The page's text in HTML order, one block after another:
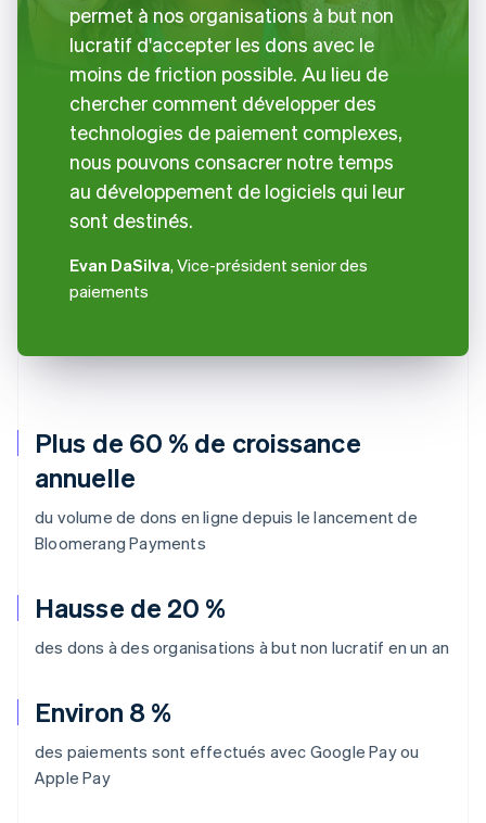
Plus de 60 % de croissance
annuelle
du volume de dons en ligne depuis le lancement de
Bloomerang Payments
Hausse de 20 %
des dons à des organisations à but non lucratif en un an
Environ 8 %
des paiements sont effectués avec Google Pay ou
Apple Pay
permet à nos organisations à but non
lucratif d'accepter les dons avec le
moins de friction possible. Au lieu de
chercher comment développer des
technologies de paiement complexes,
nous pouvons consacrer notre temps
au développement de logiciels qui leur
sont destinés.
Evan DaSilva, Vice-président senior des
paiements